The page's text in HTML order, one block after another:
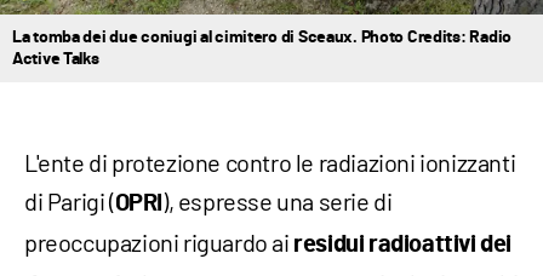
La tomba dei due coniugi al cimitero di Sceaux. Photo Credits: Radio
Active Talks
L'ente di protezione contro le radiazioni ionizzanti
di Parigi (OPRI ), espresse una serie di
preoccupazioni riguardo ai residui radioattivi dei